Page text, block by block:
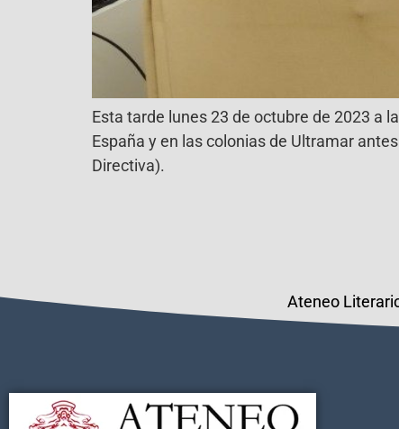
Esta tarde lunes 23 de octubre de 2023 a
España y en las colonias de Ultramar
Directiva).
Ateneo